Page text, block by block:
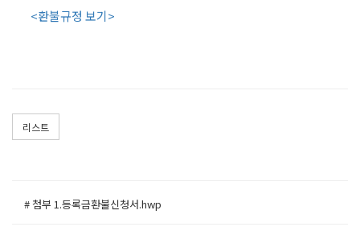
<환불규정 보기>
리스트
# 첨부 1.등록금환불신청서.hwp